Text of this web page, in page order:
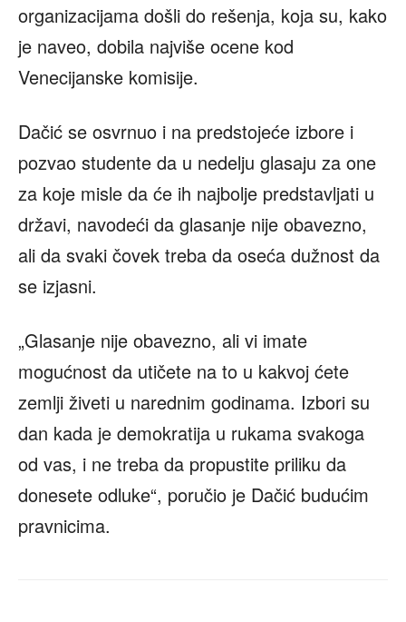
organizacijama došli do rešenja, koja su, kako
je naveo, dobila najviše ocene kod
Venecijanske komisije.
Dačić se osvrnuo i na predstojeće izbore i
pozvao studente da u nedelju glasaju za one
za koje misle da će ih najbolje predstavljati u
državi, navodeći da glasanje nije obavezno,
ali da svaki čovek treba da oseća dužnost da
se izjasni.
„Glasanje nije obavezno, ali vi imate
mogućnost da utičete na to u kakvoj ćete
zemlji živeti u narednim godinama. Izbori su
dan kada je demokratija u rukama svakoga
od vas, i ne treba da propustite priliku da
donesete odluke“, poručio je Dačić budućim
pravnicima.